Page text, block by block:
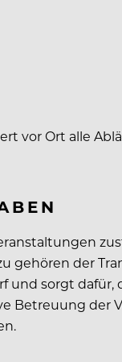
vor Ort alle
gehören der
und sorgt
Betreuung der